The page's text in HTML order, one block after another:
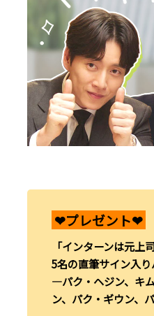
❤︎プレゼント❤︎
「インターンは元上
5名の直筆サイン入
―パク・ヘジン、キ
ン、パク・ギウン、